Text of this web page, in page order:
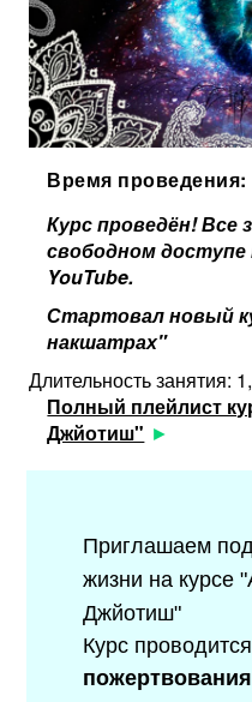
Время проведения:
Курс проведён! Все
свободном доступе
YouTube.
Стартовал новый
накшатрах"
Длительность занятия:
Полный плейлист
Джйотиш"
Приглашаем
жизни на курсе
Джйотиш"
Курс
пожертвования